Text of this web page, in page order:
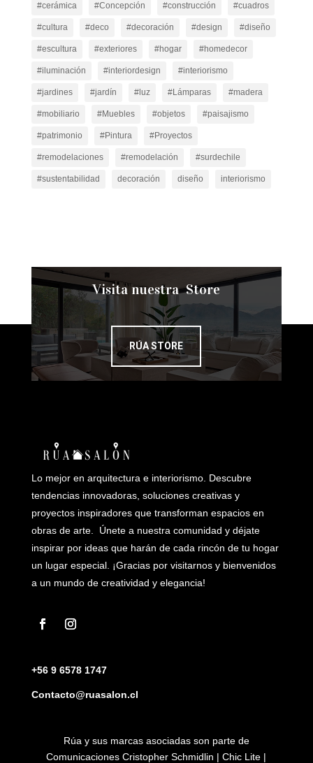
#cerámica #Concepción #construcción #cuadros
#cultura #deco #decoración #design #diseño
#escultura #exteriores #hogar #homedecor
#iluminación #interiordesign #interiorismo
#jardines #jardín #luz #Lámparas #madera
#mobiliario #Muebles #objetos #paisajismo
#patrimonio #Pintura #Proyectos
#remodelaciones #remodelación #surdechile
#sustentabilidad decoración diseño interiorismo
Visita nuestra Store
RÚA STORE
Lo mejor en arquitectura e interiorismo. Descubre
tendencias innovadoras, soluciones creativas y
proyectos inspiradores que transforman espacios en
obras de arte. Únete a nuestra comunidad y déjate
inspirar por ideas que harán de cada rincón de tu hogar
un lugar especial. ¡Gracias por visitarnos y bienvenidos
a un mundo de creatividad y elegancia!
+56 9 6578 1747
Contacto@ruasalon.cl
Rúa y sus marcas asociadas son parte de
Comunicaciones Cristopher Schmidlin | Chic Lite |